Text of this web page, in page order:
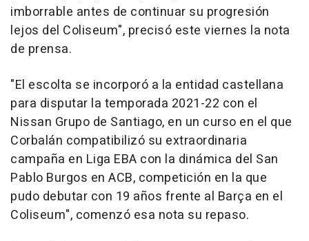
imborrable antes de continuar su progresión
lejos del Coliseum", precisó este viernes la nota
de prensa.
"El escolta se incorporó a la entidad castellana
para disputar la temporada 2021-22 con el
Nissan Grupo de Santiago, en un curso en el que
Corbalán compatibilizó su extraordinaria
campaña en Liga EBA con la dinámica del San
Pablo Burgos en ACB, competición en la que
pudo debutar con 19 años frente al Barça en el
Coliseum", comenzó esa nota su repaso.